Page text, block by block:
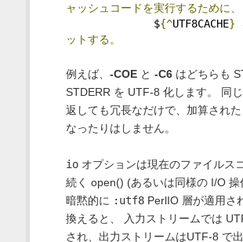
ャッシュコードを実行するために、
${^UTF8CACHE}
ットする。
例えば、 -COEと -C6はどちらも
STDERR を UTF-8 化します。 同
返しても冗長なだけで、加算され
なったりはしません。
ioオプションは現在のファイルス
続く open() (あるいは同様の I/O 操
暗黙的に :utf8PerlIO 層が適用さ
換えると、 入力ストリームでは
され、出力ストリームはUTF-8 で